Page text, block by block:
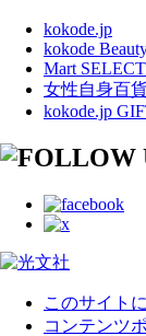
kokode.jp
kokode
Mart
女性自身百
kokode.jp
このサイト
コンテンツ